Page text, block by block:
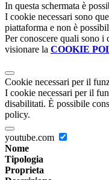
In questa schermata è
I cookie necessari sono
piattaforma e non è
Per conoscere quali sono i
visionare la COOKIE
Cookie necessari per il
I cookie necessari per il
disabilitati. È possibile
policy.
youtube.com
Nome
Tipologia
Proprieta